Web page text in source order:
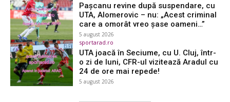
Pașcanu revine după suspendare, cu
UTA, Alomerovic – nu: „Acest criminal
care a omorât vreo șase oameni…”
5 august 2026
sportarad.ro
UTA joacă în Seciume, cu U. Cluj, într-
o zi de luni, CFR-ul vizitează Aradul cu
24 de ore mai repede!
5 august 2026